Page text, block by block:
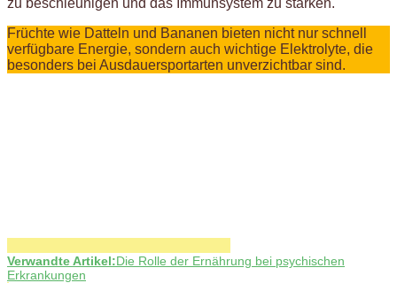
Früchte wie Datteln und Bananen bieten nicht nur schnell
verfügbare Energie, sondern auch wichtige Elektrolyte, die
besonders bei Ausdauersportarten unverzichtbar sind.
Verwandte Artikel:Die Rolle der Ernährung bei psychischen
Erkrankungen